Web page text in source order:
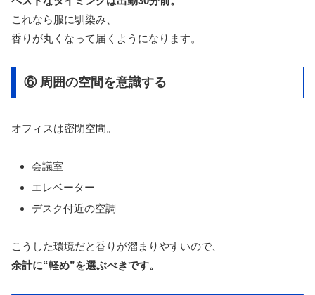
これなら服に馴染み、
香りが丸くなって届くようになります。
⑥ 周囲の空間を意識する
オフィスは密閉空間。
会議室
エレベーター
デスク付近の空調
こうした環境だと香りが溜まりやすいので、
余計に“軽め”を選ぶべきです。